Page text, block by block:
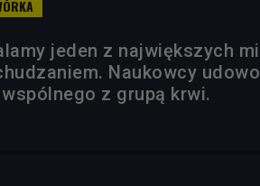
jeden z największych
Naukowcy
z grupą krwi.